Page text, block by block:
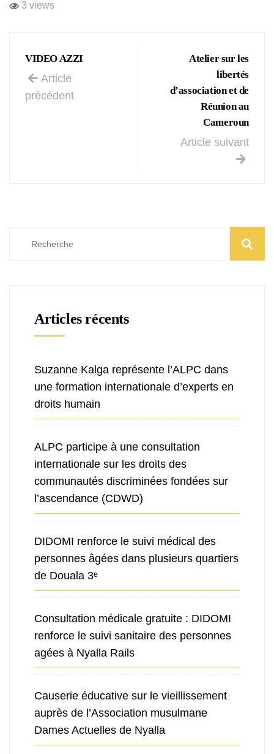
3 views
VIDEO AZZI
Article
précédent
Atelier sur les
libertés
d’association et de
Réunion au
Cameroun
Article suivant
Articles récents
Suzanne Kalga représente l’ALPC dans
une formation internationale d’experts en
droits humain
ALPC participe à une consultation
internationale sur les droits des
communautés discriminées fondées sur
l’ascendance (CDWD)
DIDOMI renforce le suivi médical des
personnes âgées dans plusieurs quartiers
de Douala 3ᵉ
Consultation médicale gratuite : DIDOMI
renforce le suivi sanitaire des personnes
agées à Nyalla Rails
Causerie éducative sur le vieillissement
auprès de l’Association musulmane
Dames Actuelles de Nyalla